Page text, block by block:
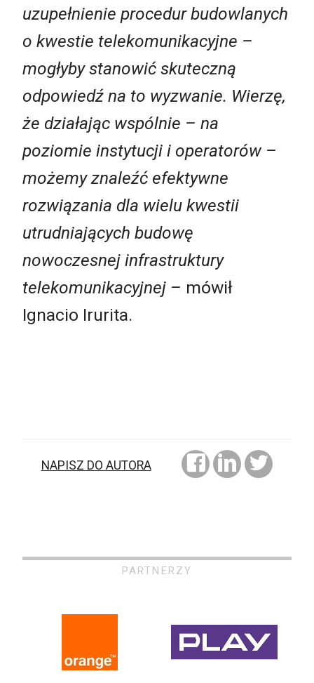
uzupełnienie procedur budowlanych
o kwestie telekomunikacyjne –
mogłyby stanowić skuteczną
odpowiedź na to wyzwanie. Wierzę,
że działając wspólnie – na
poziomie instytucji i operatorów –
możemy znaleźć efektywne
rozwiązania dla wielu kwestii
utrudniających budowę
nowoczesnej infrastruktury
telekomunikacyjnej – mówił
Ignacio Irurita.
NAPISZ DO AUTORA
PARTNERZY